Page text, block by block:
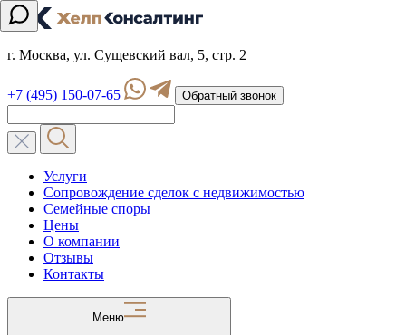
г. Москва, ул. Сущевский вал, 5, стр. 2
+7 (495) 150-07-65 Обратный звонок
Услуги
Сопровождение сделок с недвижимостью
Семейные споры
Цены
О компании
Отзывы
Контакты
Меню